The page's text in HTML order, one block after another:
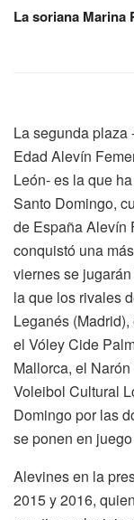
La soriana Marina
La segunda plaza
Edad Alevín
León- es la que
Santo Domingo,
de España Alevín
conquistó una
viernes se
la que los rivales
Leganés
el Vóley Cide
Mallorca, el
Voleibol Cultural
Domingo por las
se ponen en
Alevines en la
2015 y 2016,